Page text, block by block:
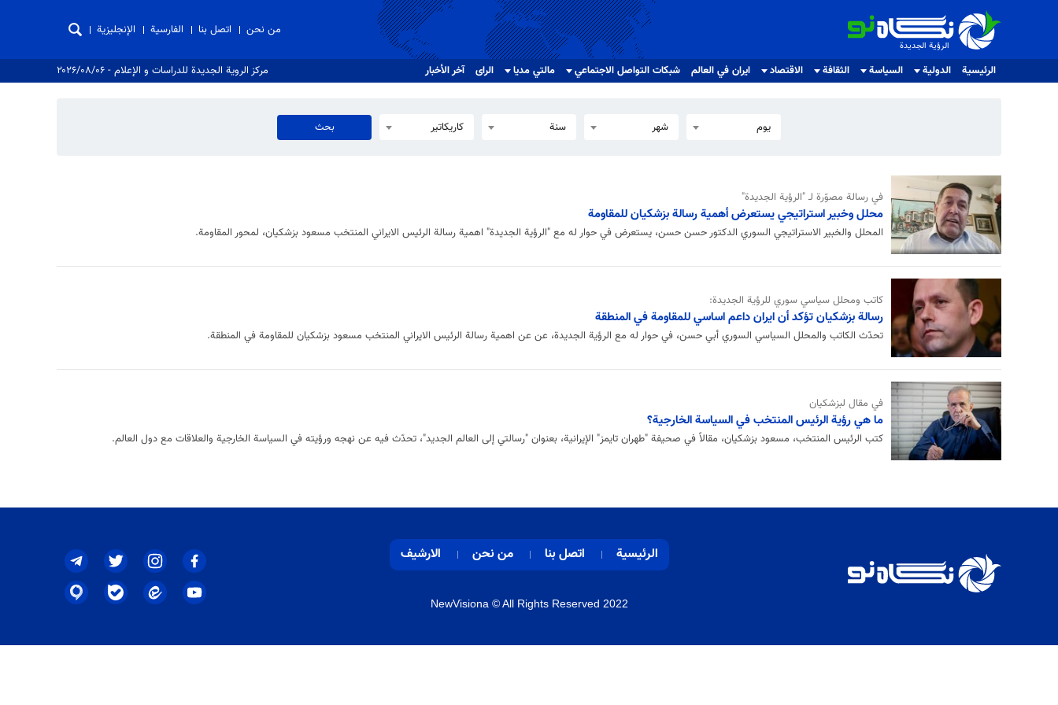
الرؤية الجديدة
الرؤية الجديدة
من نحن اتصل بنا الفارسية الإنجليزية
الرئيسية الدولية السياسة الثقافة الاقتصاد ايران في العالم شبکات التواصل الاجتماعي مالتي مدیا الرای آخر الأخبار مركز الروية الجدیدة للدراسات و الإعلام - ۲۰۲۶/۰۸/۰۶
يوم شهر سنة كاريكاتير
في رسالة مصوّرة لـ "الرؤية الجديدة"
محلل وخبير استراتيجي يستعرض أهمية رسالة بزشكيان للمقاومة
المحلل والخبير الاستراتيجي السوري الدكتور حسن حسن، يستعرض في حوار له مع "الرؤية الجديدة" اهمية رسالة الرئيس الايراني المنتخب مسعود بزشكيان، لمحور المقاومة.
كاتب ومحلل سياسي سوري للرؤية الجديدة:
رسالة بزشكيان تؤكد أن ايران داعم اساسي للمقاومة في المنطقة
تحدّث الكاتب والمحلل السياسي السوري أبي حسن، في حوار له مع الرؤية الجديدة، عن عن اهمية رسالة الرئيس الايراني المنتخب مسعود بزشكيان للمقاومة في المنطقة.
في مقال لبزشكيان
ما هي رؤية الرئيس المنتخب في السياسة الخارجية؟
كتب الرئيس المنتخب، مسعود بزشكيان، مقالاً في صحيفة "طهران تايمز" الإيرانية، بعنوان "رسالتي إلى العالم الجديد"، تحدّث فيه عن نهجه ورؤيته في السياسة الخارجية والعلاقات مع دول العالم.
الرئيسية اتصل بنا من نحن الارشيف
NewVisiona © All Rights Reserved 2022